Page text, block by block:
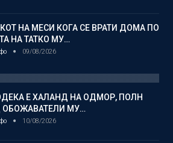
НА МЕСИ КОГА СЕ ВРАТИ ДОМА ПО
НА ТАТКО МУ…
09/08/2026
Е ХАЛАНД НА ОДМОР, ПОЛН
ОБОЖАВАТЕЛИ МУ…
10/08/2026